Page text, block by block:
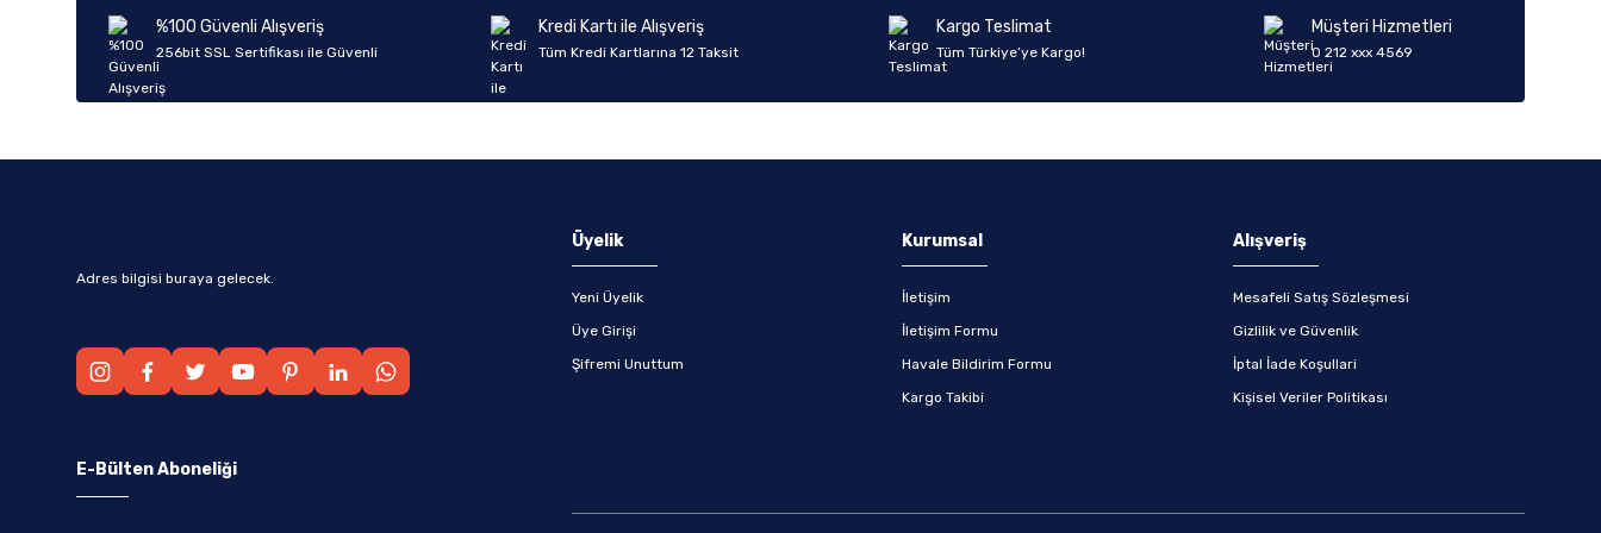
Ürün fiyatı diğer sitelerden daha pahalı.
Bu ürüne benzer farklı alternatifler olmalı.
%100 Güvenli Alışveriş
256bit SSL Sertifikası ile Güvenli
Kredi Kartı ile Alışveriş
Tüm Kredi Kartlarına 12 Taksit
Kargo Teslimat
Tüm Türkiye’ye Kargo!
Müşteri Hizmetleri
0 212 xxx 4569
Adres bilgisi buraya gelecek.
Üyelik
Yeni Üyelik
Üye Girişi
Şifremi Unuttum
Kurumsal
İletişim
İletişim Formu
Havale Bildirim Formu
Kargo Takibi
Alışveriş
Mesafeli Satış Sözleşmesi
Gizlilik ve Güvenlik
İptal İade Koşullari
Kişisel Veriler Politikası
E-Bülten Aboneliği